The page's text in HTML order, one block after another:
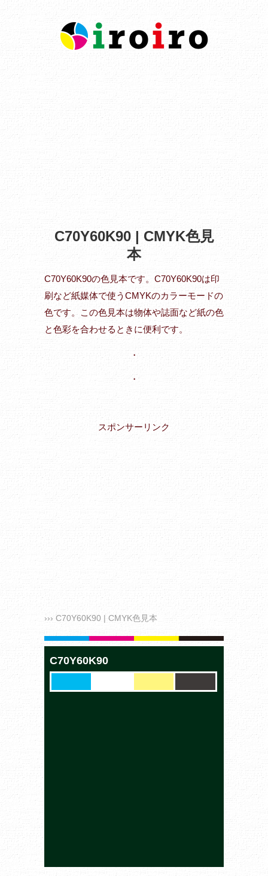
C70Y60K90 | CMYK色見
本
C70Y60K90の色見本です。C70Y60K90は印
刷など紙媒体で使うCMYKのカラーモードの
色です。この色見本は物体や誌面など紙の色
と色彩を合わせるときに便利です。
・
・
スポンサーリンク
››› C70Y60K90 | CMYK色見本
C70Y60K90